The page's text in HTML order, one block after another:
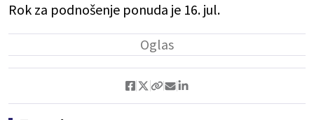
Rok za podnošenje ponuda je 16. jul.